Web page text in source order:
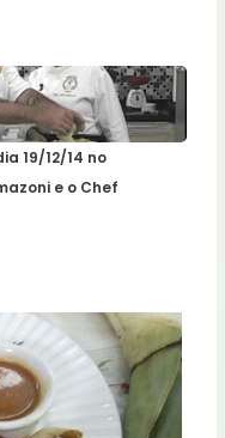
19/12/14 no
e o Chef